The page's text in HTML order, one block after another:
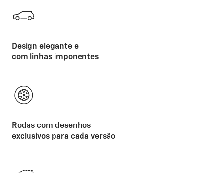
Design elegante e
com linhas imponentes
Rodas com desenhos
exclusivos para cada versão